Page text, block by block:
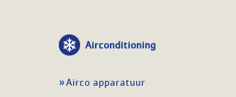
Airconditioning
Airco apparatuur